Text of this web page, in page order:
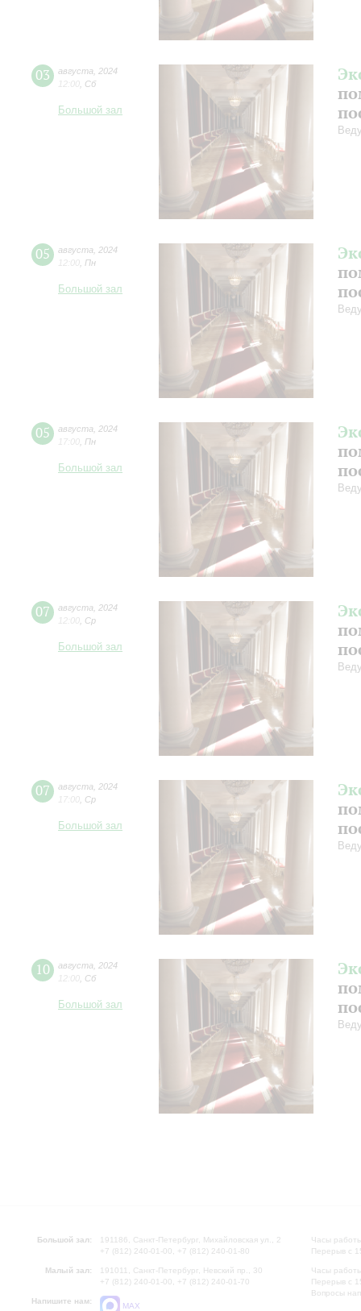
03 августа
2024
12:00 Сб
Большой зал
05 августа
2024
12:00 Пн
Большой зал
05 августа
2024
17:00 Пн
Большой зал
07 августа
2024
12:00 Ср
Большой зал
07 августа
2024
17:00 Ср
Большой зал
10 августа
2024
12:00 Сб
Большой зал
Большой зал:
191186, Санкт-Петербург, Михайловская ул., 2
+7 (812) 240-01-00, +7 (812) 240-01-80
Малый зал:
191011, Санкт-Петербург, Невский пр., 30
+7 (812) 240-01-00, +7 (812) 240-01-70
Напишите нам:
MAX
Часы
Перерыв с
Часы
Перерыв с
Вопросы